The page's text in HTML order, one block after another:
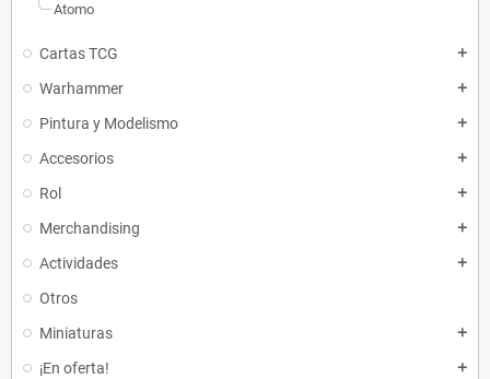
Atomo
Cartas TCG add
Warhammer add
Pintura y Modelismo add
Accesorios add
Rol add
Merchandising add
Actividades add
Otros
Miniaturas
add
¡En oferta! add